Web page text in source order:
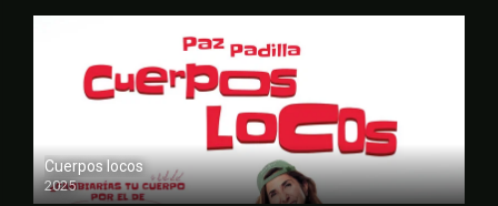
Cuerpos locos
2025
FULL HD